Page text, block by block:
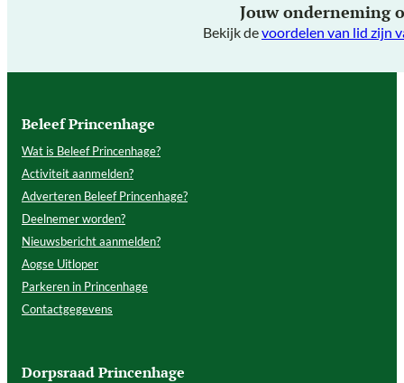
Jouw onderneming
Bekijk devoordelen van lid zijn
Beleef Princenhage
Wat is Beleef Princenhage?
Activiteit aanmelden?
Adverteren Beleef Princenhage?
Deelnemer worden?
Nieuwsbericht aanmelden?
Aogse Uitloper
Parkeren in Princenhage
Contactgegevens
Dorpsraad Princenhage